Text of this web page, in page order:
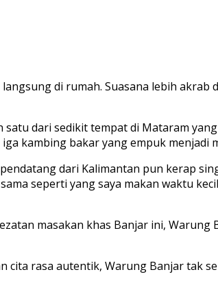
langsung di rumah. Suasana lebih
satu dari sedikit tempat di Mataram
kambing bakar yang empuk menjadi
dari Kalimantan pun kerap
seperti yang saya makan waktu
masakan khas Banjar ini,
cita rasa autentik, Warung Banjar tak